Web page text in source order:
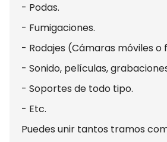
- Podas.
- Fumigaciones.
- Rodajes (Cámaras móviles o
- Sonido, películas,
- Soportes de todo tipo.
- Etc.
Puedes unir tantos tramos